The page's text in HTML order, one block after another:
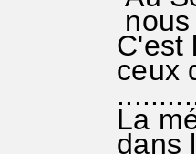
nous
C'est
ceux
La
dans